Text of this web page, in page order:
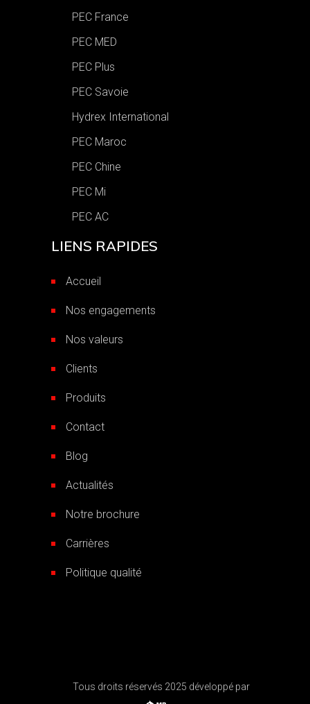
PEC France
PEC MED
PEC Plus
PEC Savoie
Hydrex International
PEC Maroc
PEC Chine
PEC Mi
PEC AC
LIENS RAPIDES
Accueil
Nos engagements
Nos valeurs
Clients
Produits
Contact
Blog
Actualités
Notre brochure
Carrières
Politique qualité
Tous droits réservés 2025 développé par